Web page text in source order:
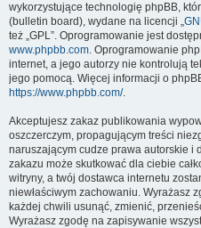
wykorzystujące technologię phpBB,
(bulletin board), wydane na licencji „
też „GPL”. Oprogramowanie jest
www.phpbb.com. Oprogramowanie
internet, a jego autorzy nie kontrolują
jego pomocą. Więcej informacji o
https://www.phpbb.com/.
Akceptujesz zakaz publikowania
oszczerczym, propagującym treści
naruszającym cudze prawa autorskie i
zakazu może skutkować dla ciebie
witryny, a twój dostawca internetu
niewłaściwym zachowaniu. Wyrażasz
każdej chwili usunąć, zmienić,
Wyrażasz zgodę na zapisywanie